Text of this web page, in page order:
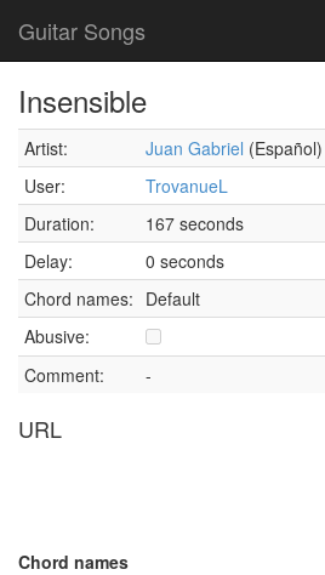
Guitar Songs
Insensible
Artist: Juan Gabriel (Español)
User:
TrovanueL
Duration:
167 seconds
Delay:
0 seconds
Chord names: Default
Abusive:
Comment:
-
URL
Chord names